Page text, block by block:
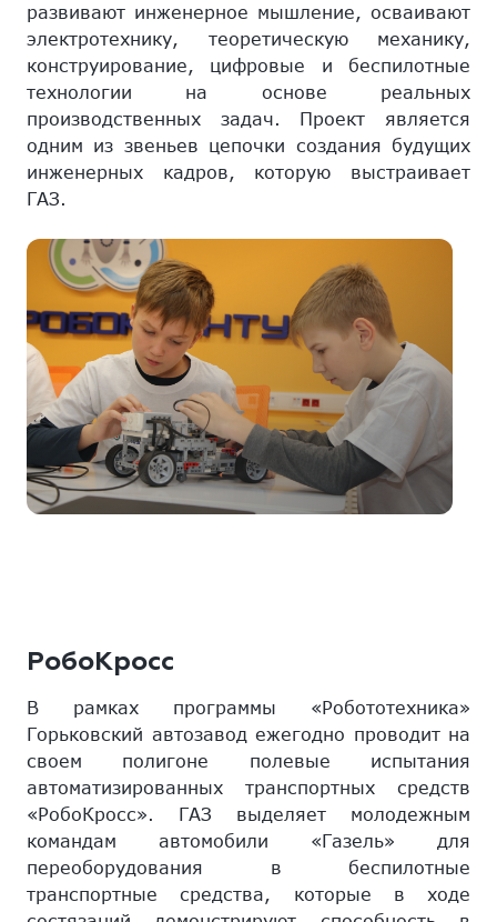
развивают инженерное мышление, осваивают
электротехнику, теоретическую механику,
конструирование, цифровые и беспилотные
технологии на основе реальных
производственных задач. Проект является
одним из звеньев цепочки создания будущих
инженерных кадров, которую выстраивает
ГАЗ.
РобоКросс
В рамках программы «Робототехника»
Горьковский автозавод ежегодно проводит на
своем полигоне полевые испытания
автоматизированных транспортных средств
«РобоКросс». ГАЗ выделяет молодежным
командам автомобили «Газель» для
переоборудования в беспилотные
транспортные средства, которые в ходе